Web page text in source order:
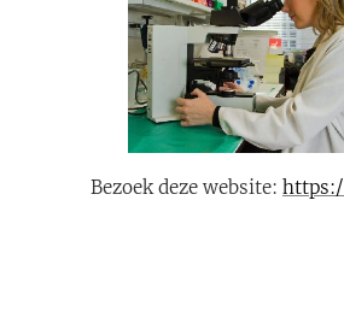
Bezoek deze website: